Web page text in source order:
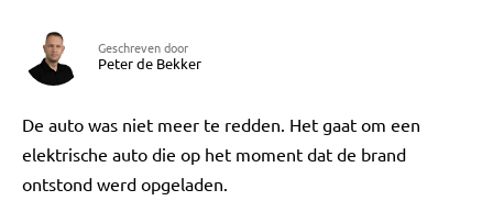
Geschreven door
Peter de Bekker
De auto was niet meer te redden. Het gaat om een
elektrische auto die op het moment dat de brand
ontstond werd opgeladen.